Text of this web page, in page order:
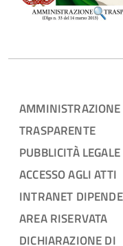
AMMINISTRAZIONE
TRASPARENTE
PUBBLICITÀ LEGALE
ACCESSO AGLI ATTI
INTRANET
AREA RISERVATA
DICHIARAZIONE DI